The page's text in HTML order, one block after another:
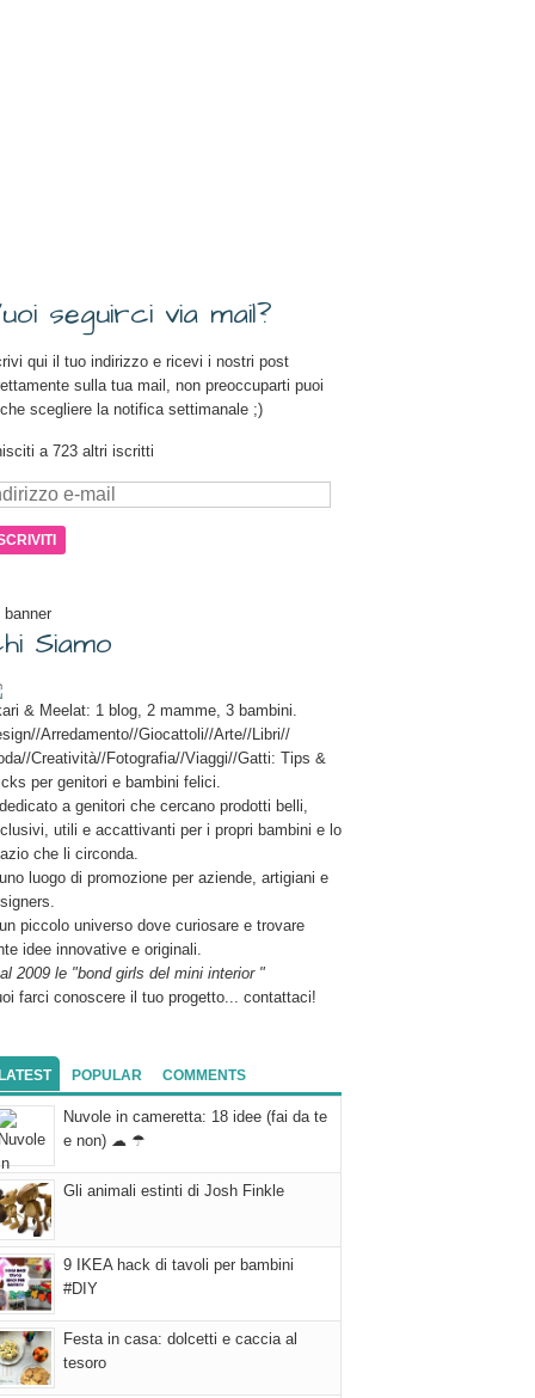
seguirci via mail?
qui il tuo indirizzo e ricevi i nostri post
sulla tua mail, non preoccuparti puoi
scegliere la notifica settimanale ;)
a 723 altri iscritti
banner
Siamo
& Meelat: 1 blog, 2 mamme, 3 bambini.
Arredamento//Giocattoli//Arte//Libri//
Creatività//Fotografia//Viaggi//Gatti: Tips &
per genitori e bambini felici.
a genitori che cercano prodotti belli,
utili e accattivanti per i propri bambini e lo
che li circonda.
luogo di promozione per aziende, artigiani e
piccolo universo dove curiosare e trovare
idee innovative e originali.
2009 le "bond girls del mini interior "
farci conoscere il tuo progetto... contattaci!
POPULAR COMMENTS
Nuvole in cameretta: 18 idee (fai da te
e non) ☁ ☂
Gli animali estinti di Josh Finkle
9 IKEA hack di tavoli per bambini
#DIY
Festa in casa: dolcetti e caccia al
tesoro